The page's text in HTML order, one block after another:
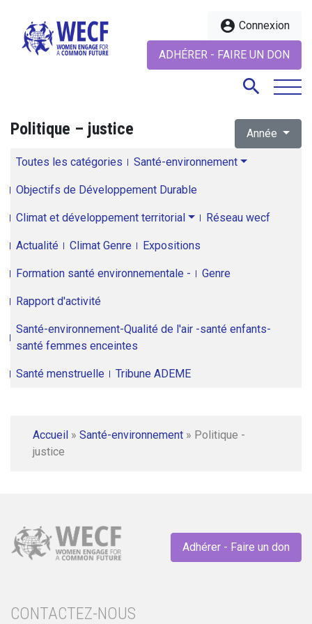
account_circle Connexion
ADHÉRER - FAIRE UN DON
search
Politique – justice Année
Toutes les catégories Santé-environnement
Objectifs de Développement Durable
Climat et développement territorial Réseau wecf
Actualité Climat Genre Expositions
Formation santé environnementale - Genre
Rapport d'activité
Santé-environnement-Qualité de l'air -santé enfants-
santé femmes enceintes
Santé menstruelle Tribune ADEME
Accueil » Santé-environnement » Politique -
justice
Adhérer - Faire un don
CONTACTEZ-NOUS